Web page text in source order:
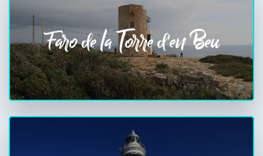
Faro de la Torre d'en Beu